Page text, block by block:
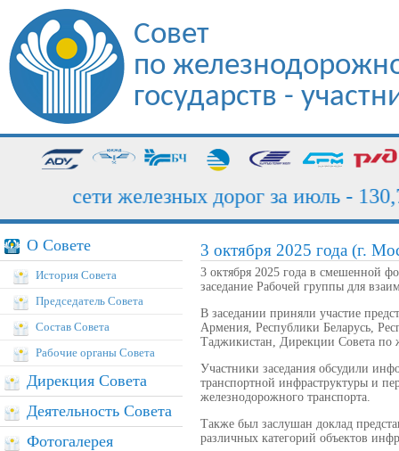
Совет
по
государств -
сети железных дорог за июль - 130,7
О Совете
История Совета
Председатель Совета
Состав Совета
Рабочие органы Совета
Дирекция Совета
Деятельность Совета
Фотогалерея
3 октября 2025 года (г.
3 октября 2025 года в смешенной
заседание Рабочей группы для
В заседании приняли участие
Армения, Республики Беларусь,
Таджикистан, Дирекции Совета по
Участники заседания обсудили
транспортной инфраструктуры и
железнодорожного транспорта.
Также был заслушан доклад
различных категорий объектов